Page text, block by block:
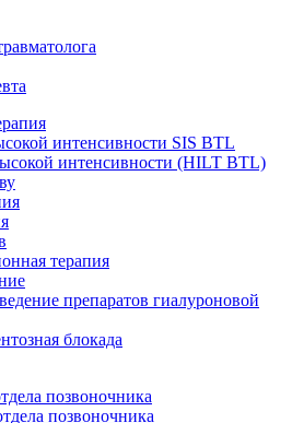
интенсивности SIS BTL
интенсивности (HILT BTL)
терапия
препаратов гиалуроновой
блокада
позвоночника
позвоночника